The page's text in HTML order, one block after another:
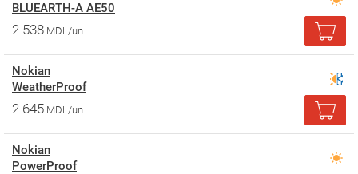
BLUEARTH-A AE50
2 538 MDL/un
Nokian
WeatherProof
2 645 MDL/un
Nokian
PowerProof